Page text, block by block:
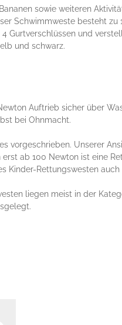
sowie weiteren
Schwimmweste besteht zu
und
und schwarz.
Auftrieb sicher über
bei Ohnmacht.
vorgeschrieben. Unserer
ab 100 Newton ist eine
Kinder-Rettungswesten
liegen meist in der